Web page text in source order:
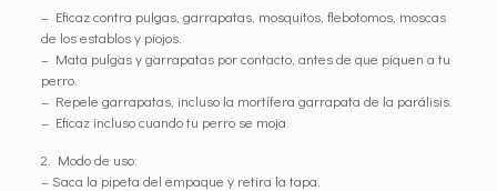
– Eficaz contra pulgas, garrapatas, mosquitos, flebotomos, moscas
de los establos y piojos.
– Mata pulgas y garrapatas por contacto, antes de que piquen a tu
perro.
– Repele garrapatas, incluso la mortífera garrapata de la parálisis.
– Eficaz incluso cuando tu perro se moja.
2. Modo de uso:
– Saca la pipeta del empaque y retira la tapa.